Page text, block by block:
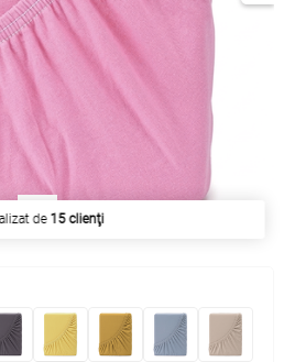
cumpărat de274 clienţi